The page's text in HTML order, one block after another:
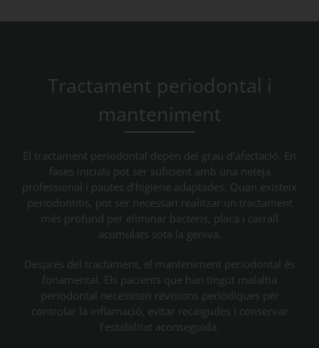
Tractament periodontal i
manteniment
El tractament periodontal depèn del grau d’afectació. En
fases inicials pot ser suficient amb una neteja
professional i pautes d’higiene adaptades. Quan existeix
periodontitis, pot ser necessari realitzar un tractament
més profund per eliminar bacteris, placa i carrall
acumulats sota la geniva.
Després del tractament, el manteniment periodontal és
fonamental. Els pacients que han tingut malaltia
periodontal necessiten revisions periòdiques per
controlar la inflamació, evitar recaigudes i conservar
l’estabilitat aconseguida.